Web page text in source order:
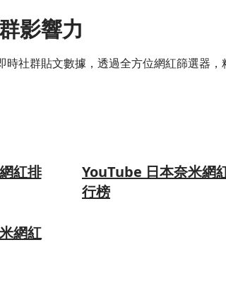
影響力
社群貼文數據，透過全方位網紅篩選器
紅排
YouTube 日本奈米網
行榜
網紅